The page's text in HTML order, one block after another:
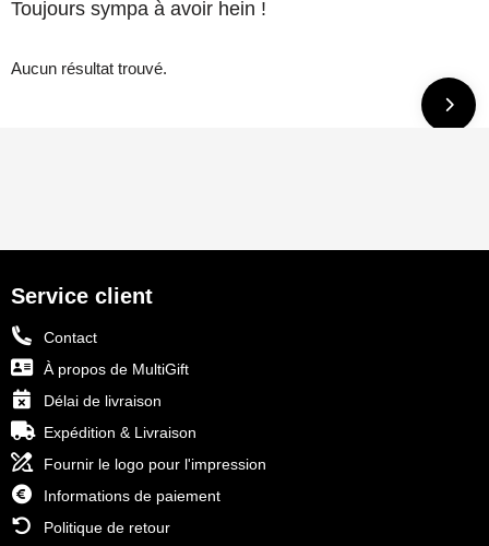
Toujours sympa à avoir hein !
Aucun résultat trouvé.
Service client
Contact
À propos de MultiGift
Délai de livraison
Expédition & Livraison
Fournir le logo pour l'impression
Informations de paiement
Politique de retour